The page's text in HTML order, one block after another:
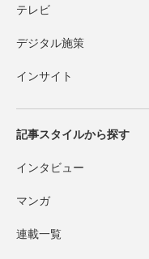
テレビ
デジタル施策
インサイト
記事スタイルから探す
インタビュー
マンガ
連載一覧